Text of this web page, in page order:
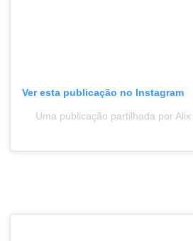
Ver esta publicação no Instagram
Uma publicação partilhada por